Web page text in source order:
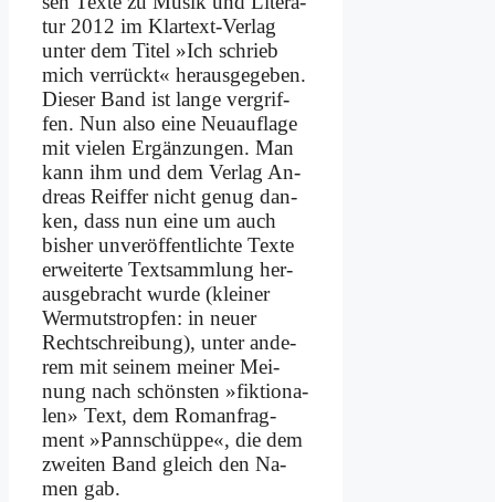
tur 2012 im Klar­text-Ver­lag
un­ter dem Ti­tel »Ich schrieb
mich ver­rückt« her­aus­ge­ge­ben.
Die­ser Band ist lan­ge ver­grif­
fen. Nun al­so ei­ne Neu­auf­la­ge
mit vie­len Er­gän­zun­gen. Man
kann ihm und dem Ver­lag An­
dre­as Reif­fer nicht ge­nug dan­
ken, dass nun ei­ne um auch
bis­her un­ver­öf­fent­lich­te Tex­te
er­wei­ter­te Text­samm­lung her­
aus­ge­bracht wur­de (klei­ner
Wer­muts­trop­fen: in neu­er
Recht­schrei­bung), un­ter an­de­
rem mit sei­nem mei­ner Mei­
nung nach schön­sten »fik­tio­na­
len» Text, dem Ro­man­frag­
ment »Pann­schüp­pe«, die dem
zwei­ten Band gleich den Na­
men gab.